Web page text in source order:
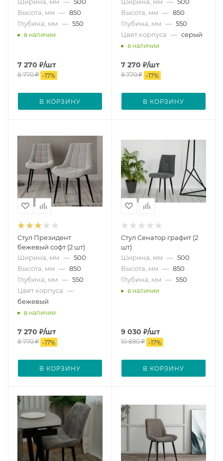
Высота, мм — 850
Глубина, мм — 550
в наличии
7 270 ₽/шт
8 770₽ -17%
В КОРЗИНУ
Высота, мм — 850
Глубина, мм — 550
Цвет корпуса — серый
в наличии
7 270 ₽/шт
8 770₽ -17%
В КОРЗИНУ
Стул Президент
бежевый софт (2 шт)
Ширина, мм — 500
Высота, мм — 850
Глубина, мм — 550
Цвет корпуса —
бежевый
в наличии
7 270 ₽/шт
8 770₽ -17%
В КОРЗИНУ
Стул Сенатор графит (2
шт)
Ширина, мм — 500
Высота, мм — 850
Глубина, мм — 550
в наличии
9 030 ₽/шт
10 890₽ -17%
В КОРЗИНУ